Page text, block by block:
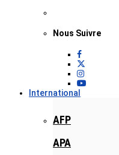
Nous Suivre
International
AFP
APA